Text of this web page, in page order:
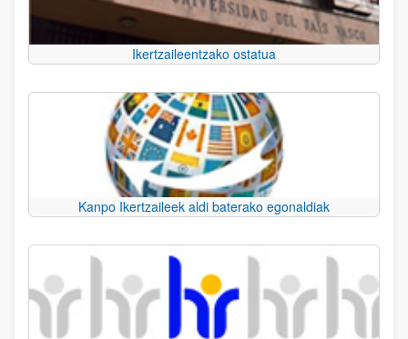
Ikertzaileentzako ostatua
Kanpo Ikertzaileek aldi baterako egonaldiak